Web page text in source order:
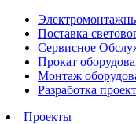
Поставка
Сервисное
Прокат
Монтаж
Разработка
Проекты